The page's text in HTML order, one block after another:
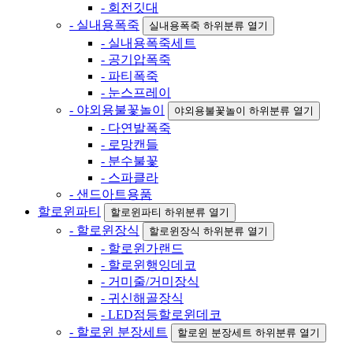
- 회전깃대
- 실내용폭죽
실내용폭죽 하위분류 열기
- 실내용폭죽세트
- 공기압폭죽
- 파티폭죽
- 눈스프레이
- 야외용불꽃놀이
야외용불꽃놀이 하위분류 열기
- 다연발폭죽
- 로망캔들
- 분수불꽃
- 스파클라
- 샌드아트용품
할로윈파티
할로윈파티 하위분류 열기
- 할로윈장식 할로윈장식 하위분류 열기
- 할로윈가랜드
- 할로윈행잉데코
- 거미줄/거미장식
- 귀신해골장식
- LED점등할로윈데코
- 할로윈 분장세트
할로윈 분장세트 하위분류 열기